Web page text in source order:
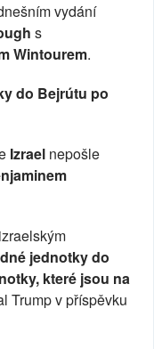
vydání
s
Wintourem.
do Bejrútu po
Izrael nepošle
jednotky do
které jsou na
Trump v příspěvku